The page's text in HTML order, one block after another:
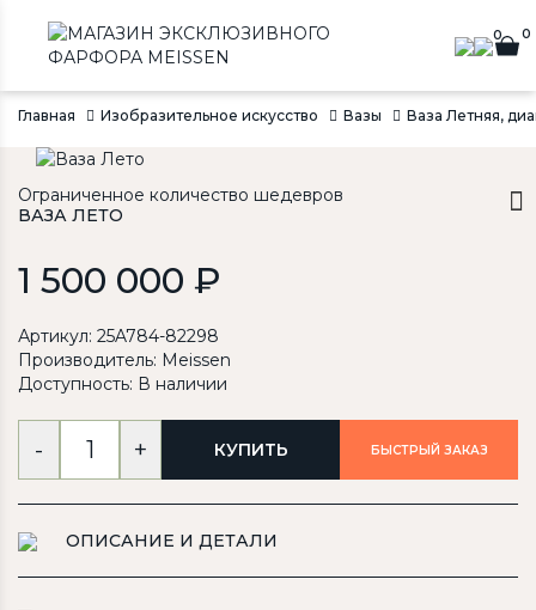
0 0
Главная Изобразительное искусство Вазы Ваза Летняя,
Ограниченное количество шедевров
ВАЗА ЛЕТО
1 500 000 ₽
Артикул: 25A784-82298
Производитель: Meissen
Доступность: В наличии
- + КУПИТЬ БЫСТРЫЙ ЗАКАЗ
ОПИСАНИЕ И ДЕТАЛИ